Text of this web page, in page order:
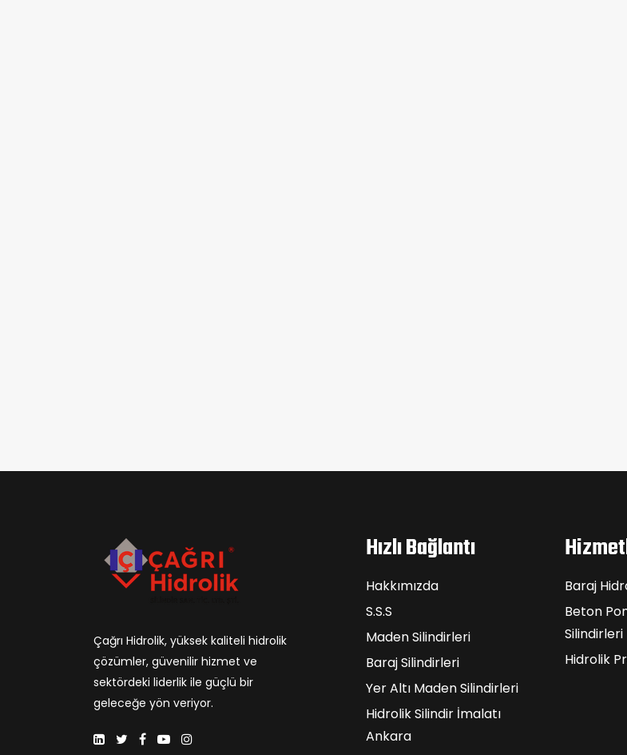
Çağrı Hidrolik, yüksek kaliteli hidrolik
çözümler, güvenilir hizmet ve
sektördeki liderlik ile güçlü bir
geleceğe yön veriyor.
Hızlı Bağlantı
Hakkımızda
S.S.S
Maden Silindirleri
Baraj Silindirleri
Yer Altı Maden Silindirleri
Hidrolik Silindir İmalatı
Ankara
Baraj
Beton
Silindirleri
Hidrolik